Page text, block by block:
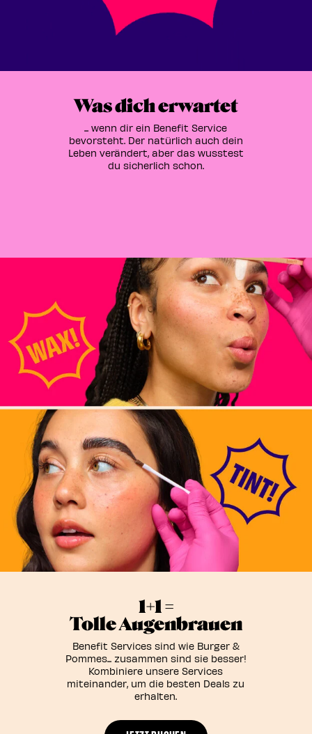
Was dich erwartet
... wenn dir ein Benefit Service
bevorsteht. Der natürlich auch dein
Leben verändert, aber das wusstest
du sicherlich schon.
1+1 =
Tolle Augenbrauen
Benefit Services sind wie Burger &
Pommes... zusammen sind sie besser!
Kombiniere unsere Services
miteinander, um die besten Deals zu
erhalten.